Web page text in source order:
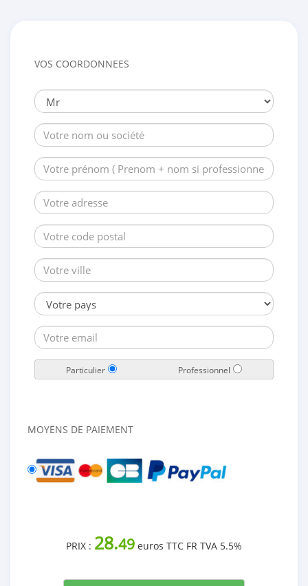
VOS COORDONNEES
Particulier Professionnel
MOYENS DE PAIEMENT
PRIX : 28.49 euros TTC FR TVA 5.5%